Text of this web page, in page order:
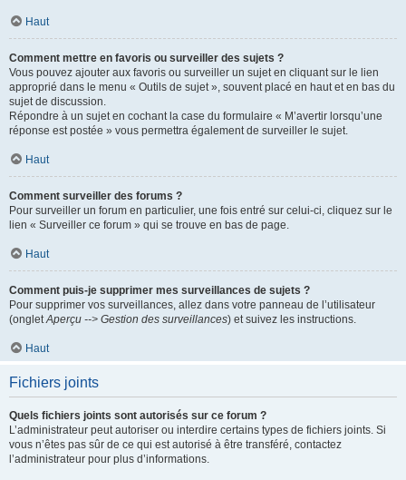
Haut
Comment mettre en favoris ou surveiller des sujets ?
Vous pouvez ajouter aux favoris ou surveiller un sujet en cliquant sur le lien
approprié dans le menu « Outils de sujet », souvent placé en haut et en bas du
sujet de discussion.
Répondre à un sujet en cochant la case du formulaire « M’avertir lorsqu’une
réponse est postée » vous permettra également de surveiller le sujet.
Haut
Comment surveiller des forums ?
Pour surveiller un forum en particulier, une fois entré sur celui-ci, cliquez sur le
lien « Surveiller ce forum » qui se trouve en bas de page.
Haut
Comment puis-je supprimer mes surveillances de sujets ?
Pour supprimer vos surveillances, allez dans votre panneau de l’utilisateur
(ongletAperçu --> Gestion des surveillances) et suivez les instructions.
Haut
Fichiers joints
Quels fichiers joints sont autorisés sur ce forum ?
L’administrateur peut autoriser ou interdire certains types de fichiers joints. Si
vous n’êtes pas sûr de ce qui est autorisé à être transféré, contactez
l’administrateur pour plus d’informations.